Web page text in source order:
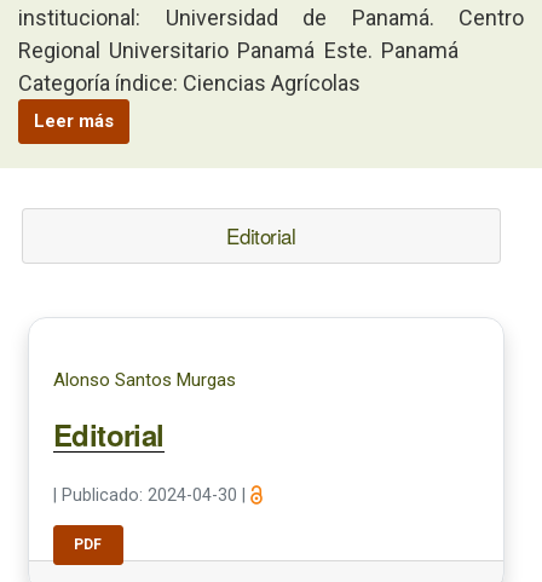
institucional: Universidad de Panamá. Centro
Regional Universitario Panamá Este. Panamá
Categoría índice: Ciencias Agrícolas
Leer más
Editorial
Alonso Santos Murgas
Editorial
Publicado: 2024-04-30
PDF